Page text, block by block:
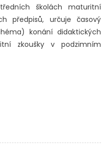
školách maturitní
předpisů, určuje časový
konání didaktických
zkoušky v podzimním